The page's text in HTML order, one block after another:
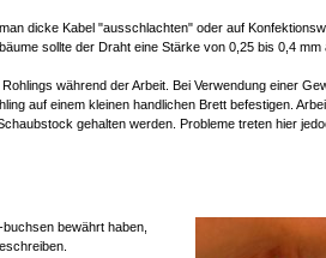
dicke Kabel "ausschlachten" oder auf
sollte der Draht eine Stärke von 0,25 bis 0,4 mm
während der Arbeit. Bei Verwendung einer
auf einem kleinen handlichen Brett befestigen.
gehalten werden. Probleme treten hier
bewährt haben,